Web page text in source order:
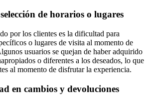
de horarios o lugares
por los clientes es la dificultad para
o lugares de visita al momento de
usuarios se quejan de haber adquirido
o diferentes a los deseados, lo que
al momento de disfrutar la experiencia.
en cambios y devoluciones